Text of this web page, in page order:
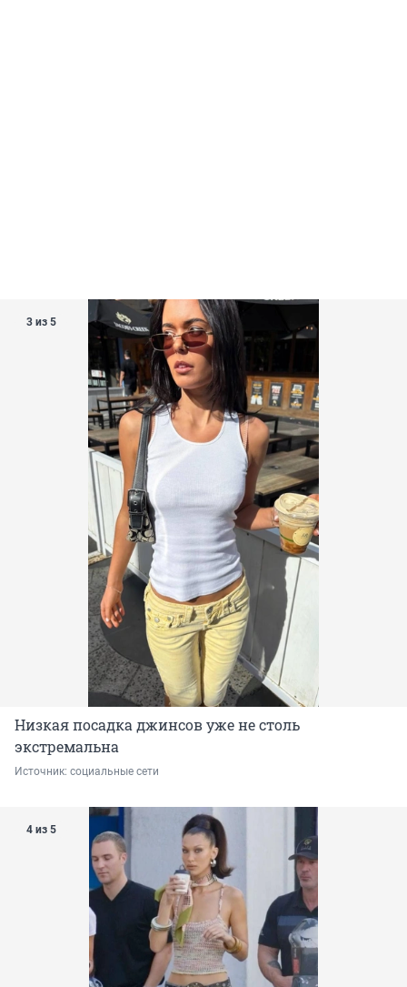
3 из 5
Низкая посадка джинсов уже не столь
экстремальна
Источник: социальные сети
4 из 5